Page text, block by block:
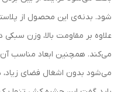
علاوه بر مقاومت بالا، وزن سبکی
می‌شود بدون اشغال فضای